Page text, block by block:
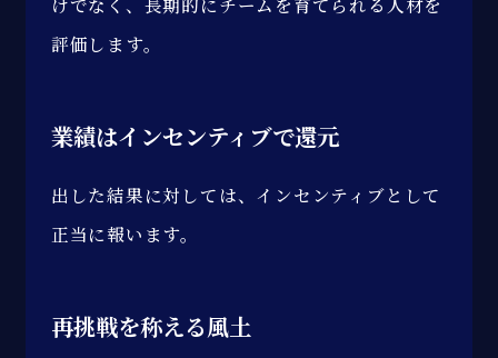
評価します。
業績はインセンティブで還元
出した結果に対しては、インセンティブとして
正当に報います。
再挑戦を称える風土